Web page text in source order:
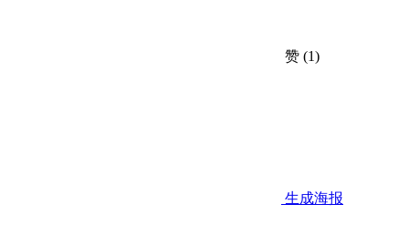
赞 (1)
生成海报